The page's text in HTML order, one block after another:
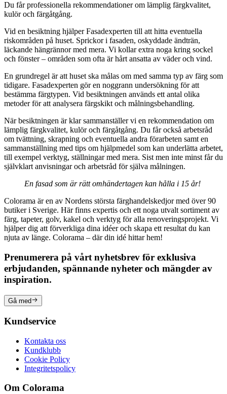
Du får professionella rekommendationer om lämplig färgkvalitet,
kulör och färgåtgång.
Vid en besiktning hjälper Fasadexperten till att hitta eventuella
riskområden på huset. Sprickor i fasaden, oskyddade ändträn,
läckande hängrännor med mera. Vi kollar extra noga kring sockel
och fönster – områden som ofta är hårt ansatta av väder och vind.
En grundregel är att huset ska målas om med samma typ av färg som
tidigare. Fasadexperten gör en noggrann undersökning för att
bestämma färgtypen. Vid besiktningen används ett antal olika
metoder för att analysera färgskikt och målningsbehandling.
När besiktningen är klar sammanställer vi en rekommendation om
lämplig färgkvalitet, kulör och färgåtgång. Du får också arbetsråd
om tvättning, skrapning och eventuella andra förarbeten samt en
sammanställning med tips om hjälpmedel som kan underlätta arbetet,
till exempel verktyg, ställningar med mera. Sist men inte minst får du
självklart anvisningar och arbetsråd för själva målningen.
En fasad som är rätt omhändertagen kan hålla i 15 år!
Colorama är en av Nordens största färghandelskedjor med över 90
butiker i Sverige. Här finns expertis och ett noga utvalt sortiment av
färg, tapeter, golv, kakel och verktyg för alla renoveringsprojekt. Vi
hjälper dig att förverkliga dina idéer och skapa ett resultat du kan
njuta av länge. Colorama – där din idé hittar hem!
Prenumerera på vårt nyhetsbrev för exklusiva
erbjudanden, spännande nyheter och mängder av
inspiration.
Gå med
Kundservice
Kontakta oss
Kundklubb
Cookie Policy
Integritetspolicy
Om Colorama